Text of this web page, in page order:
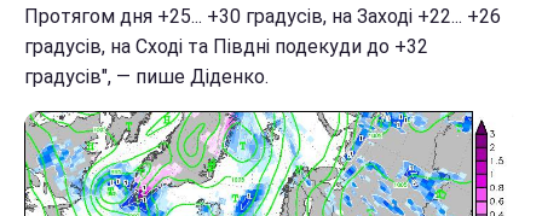
Протягом дня +25... +30 градусів, на Заході +22... +26
градусів, на Сході та Півдні подекуди до +32
градусів", — пише Діденко.